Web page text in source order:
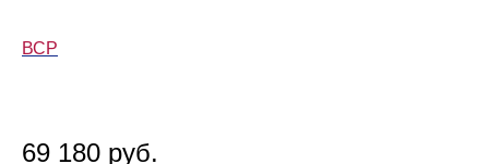
ВСР
69 180 руб.